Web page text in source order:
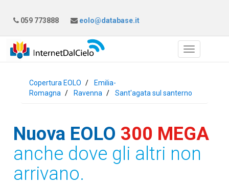
059 773888 eolo@database.it
Copertura EOLO
Emilia-
Romagna
Ravenna Sant'agata sul santerno
Nuova EOLO 300 MEGA
anche dove gli altri non
arrivano.